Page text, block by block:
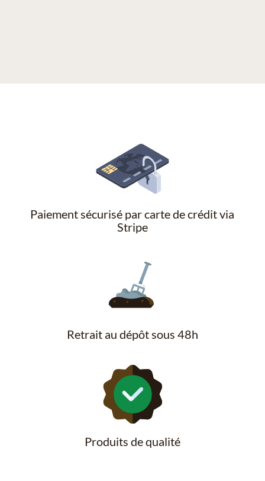
Paiement sécurisé par carte de crédit via
Stripe
Retrait au dépôt sous 48h
Produits de qualité